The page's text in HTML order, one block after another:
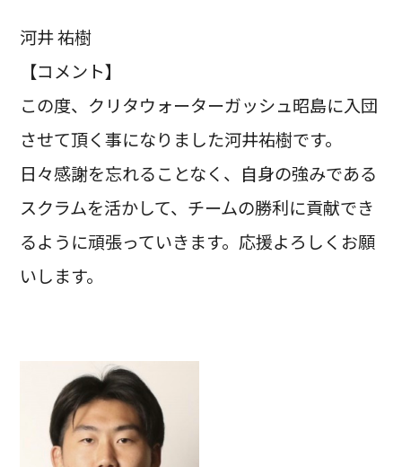
河井 祐樹
【コメント】
この度、クリタウォーターガッシュ昭島に入団
させて頂く事になりました河井祐樹です。
日々感謝を忘れることなく、自身の強みである
スクラムを活かして、チームの勝利に貢献でき
るように頑張っていきます。応援よろしくお願
いします。